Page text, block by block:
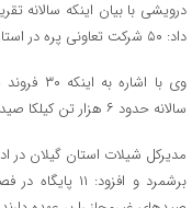
داد: ۵۰ شرکت تعاونی پره در استان فعالیت دارند.
وی با
سالانه حدود ۶ هزار تن کیلکا صید می کنند.
مدیرکل شیلات استان گیلان در
برشمرد و